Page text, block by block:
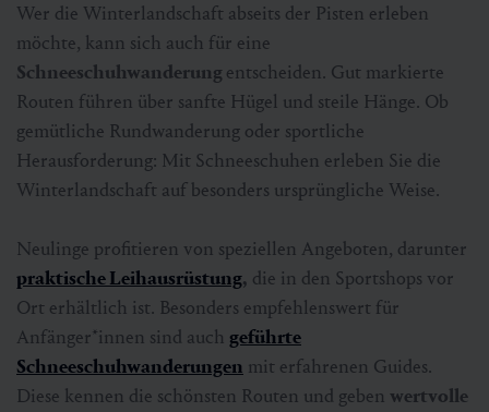
Wer die Winterlandschaft abseits der Pisten erleben
möchte, kann sich auch für eine
Schneeschuhwanderung entscheiden. Gut markierte
Routen führen über sanfte Hügel und steile Hänge. Ob
gemütliche Rundwanderung oder sportliche
Herausforderung: Mit Schneeschuhen erleben Sie die
Winterlandschaft auf besonders ursprüngliche Weise.
Neulinge profitieren von speziellen Angeboten, darunter
praktische Leihausrüstung, die in den Sportshops vor
Ort erhältlich ist. Besonders empfehlenswert für
Anfänger*innen sind auch geführte
Schneeschuhwanderungen mit erfahrenen Guides.
Diese kennen die schönsten Routen und geben wertvolle